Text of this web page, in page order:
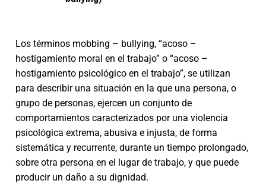
Los términos mobbing – bullying, “acoso –
hostigamiento moral en el trabajo” o “acoso –
hostigamiento psicológico en el trabajo”, se utilizan
para describir una situación en la que una persona, o
grupo de personas, ejercen un conjunto de
comportamientos caracterizados por una violencia
psicológica extrema, abusiva e injusta, de forma
sistemática y recurrente, durante un tiempo prolongado,
sobre otra persona en el lugar de trabajo, y que puede
producir un daño a su dignidad.